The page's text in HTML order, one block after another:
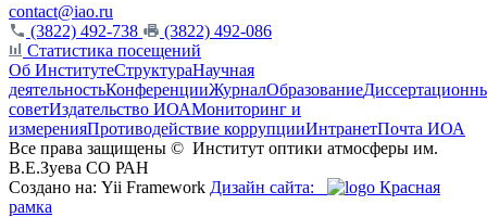
contact@iao.ru
(3822) 492-738
(3822) 492-086
Статистика посещений
Об ИнститутеСтруктураНаучная
деятельностьКонференцииЖурналОбразование
советИздательство ИОАМониторинг и
измеренияПротиводействие коррупцииИнтранетПочта ИОА
Все права защищены © Институт оптики атмосферы им.
В.Е.Зуева СО РАН
Создано на: Yii Framework Дизайн сайта:
Красная
рамка